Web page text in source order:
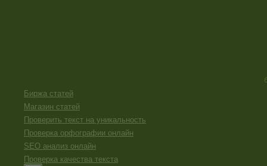
Биржа статей
Магазин статей
Проверить текст на уникальность
Проверка орфографии онлайн
SEO анализ онлайн
Проверка качества текста